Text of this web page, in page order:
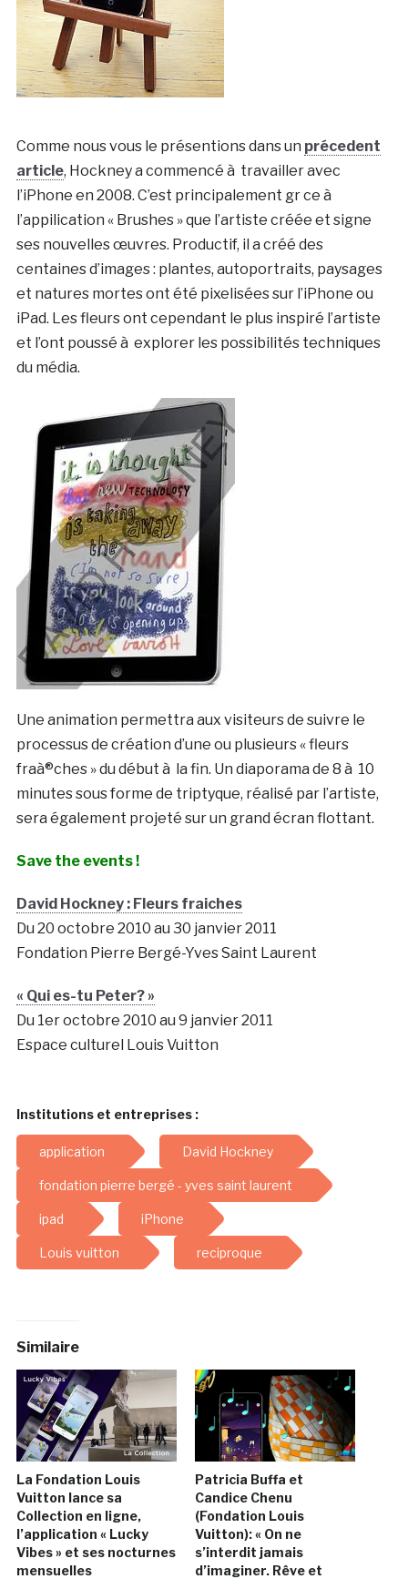
Comme nous vous le présentions dans un précedent
article, Hockney a commencé à travailler avec
l’iPhone en 2008. C’est principalement gr ce à
l’appilication « Brushes » que l’artiste créée et signe
ses nouvelles œuvres. Productif, il a créé des
centaines d’images : plantes, autoportraits, paysages
et natures mortes ont été pixelisées sur l’iPhone ou
iPad. Les fleurs ont cependant le plus inspiré l’artiste
et l’ont poussé à explorer les possibilités techniques
du média.
Une animation permettra aux visiteurs de suivre le
processus de création d’une ou plusieurs « fleurs
fraà®ches » du début à la fin. Un diaporama de 8 à 10
minutes sous forme de triptyque, réalisé par l’artiste,
sera également projeté sur un grand écran flottant.
Save the events !
David Hockney : Fleurs fraiches
Du 20 octobre 2010 au 30 janvier 2011
Fondation Pierre Bergé-Yves Saint Laurent
« Qui es-tu Peter? »
Du 1er octobre 2010 au 9 janvier 2011
Espace culturel Louis Vuitton
Institutions et entreprises :
application David Hockney
fondation pierre bergé - yves saint laurent
ipad iPhone
Louis vuitton reciproque
Similaire
La Fondation Louis
Vuitton lance sa
Collection en ligne,
l’application « Lucky
Vibes » et ses nocturnes
mensuelles
Patricia Buffa et
Candice Chenu
(Fondation Louis
Vuitton): « On ne
s’interdit jamais
d’imaginer. Rêve et